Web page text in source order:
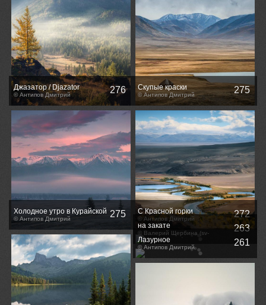
Джазатор / Djazator
© Антипов Дмитрий 276
Скупые краски
высокогорных плато Алтая
© Антипов Дмитрий 275
Холодное утро в Курайской
степи / Cold morning in the
Kurai steppe.
© Антипов Дмитрий 275 С Красной горки
© Антипов Дмитрий 272
на закате
© Валерий Щербина (sv-
phototravel.com)
263
Лазурное
© Антипов Дмитрий 261